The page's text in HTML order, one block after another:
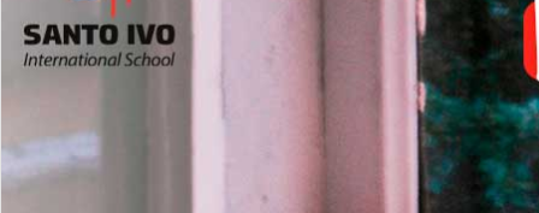
es
Com imersão Bilingue - Anos